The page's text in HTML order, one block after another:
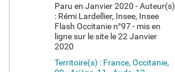
Paru en Janvier 2020 - Auteur(s)
: Rémi Lardellier, Insee, Insee
Flash Occitanie n°97 - mis en
ligne sur le site le 22 Janvier
2020
Territoire(s) : France, Occitanie,